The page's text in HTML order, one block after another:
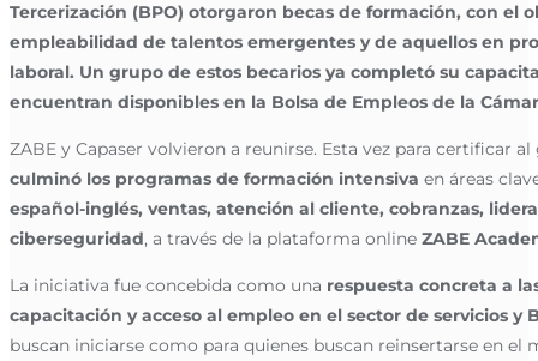
Tercerización (BPO) otorgaron becas de formación, con el
empleabilidad de talentos emergentes y de aquellos en
laboral. Un grupo de estos becarios ya completó su
encuentran disponibles en la Bolsa de Empleos de la
ZABE y Capaser volvieron a reunirse. Esta vez para certificar
culminó los programas de formación intensiva en áreas
español-inglés, ventas, atención al cliente, cobranzas,
ciberseguridad, a través de la plataforma online ZABE
La iniciativa fue concebida como una respuesta concreta a
capacitación y acceso al empleo en el sector de servicios y
buscan iniciarse como para quienes buscan reinsertarse en el